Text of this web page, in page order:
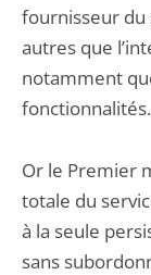
fournisseur du
autres que
notamment
fonctionnalités.
Or le Premier
totale du
à la seule
sans